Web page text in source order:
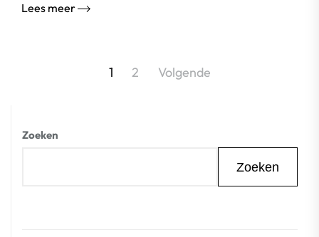
Lees meer
Berichtnavigatie
1 2 Volgende
Zoeken
Zoeken